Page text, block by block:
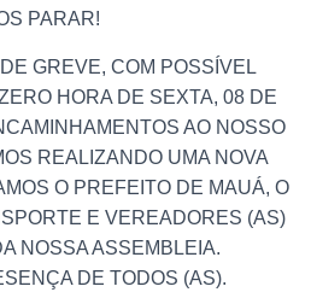
PARAR!
GREVE, COM POSSÍVEL
HORA DE SEXTA, 08 DE
AO NOSSO
REALIZANDO UMA NOVA
O PREFEITO DE MAUÁ, O
E VEREADORES (AS)
NOSSA ASSEMBLEIA.
DE TODOS (AS).